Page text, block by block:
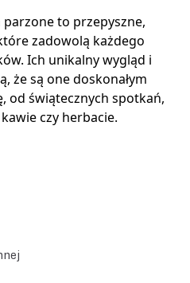
to przepyszne,
zadowolą każdego
Ich unikalny wygląd i
że są one doskonałym
od świątecznych spotkań,
czy herbacie.